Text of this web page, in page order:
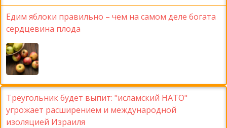
Едим яблоки правильно – чем на самом деле богата
сердцевина плода
Треугольник будет выпит: "исламский НАТО"
угрожает расширением и международной
изоляцией Израиля